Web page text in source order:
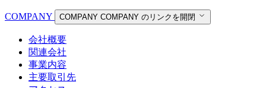
COMPANY COMPANY COMPANY のリンクを開閉
会社概要
関連会社
事業内容
主要取引先